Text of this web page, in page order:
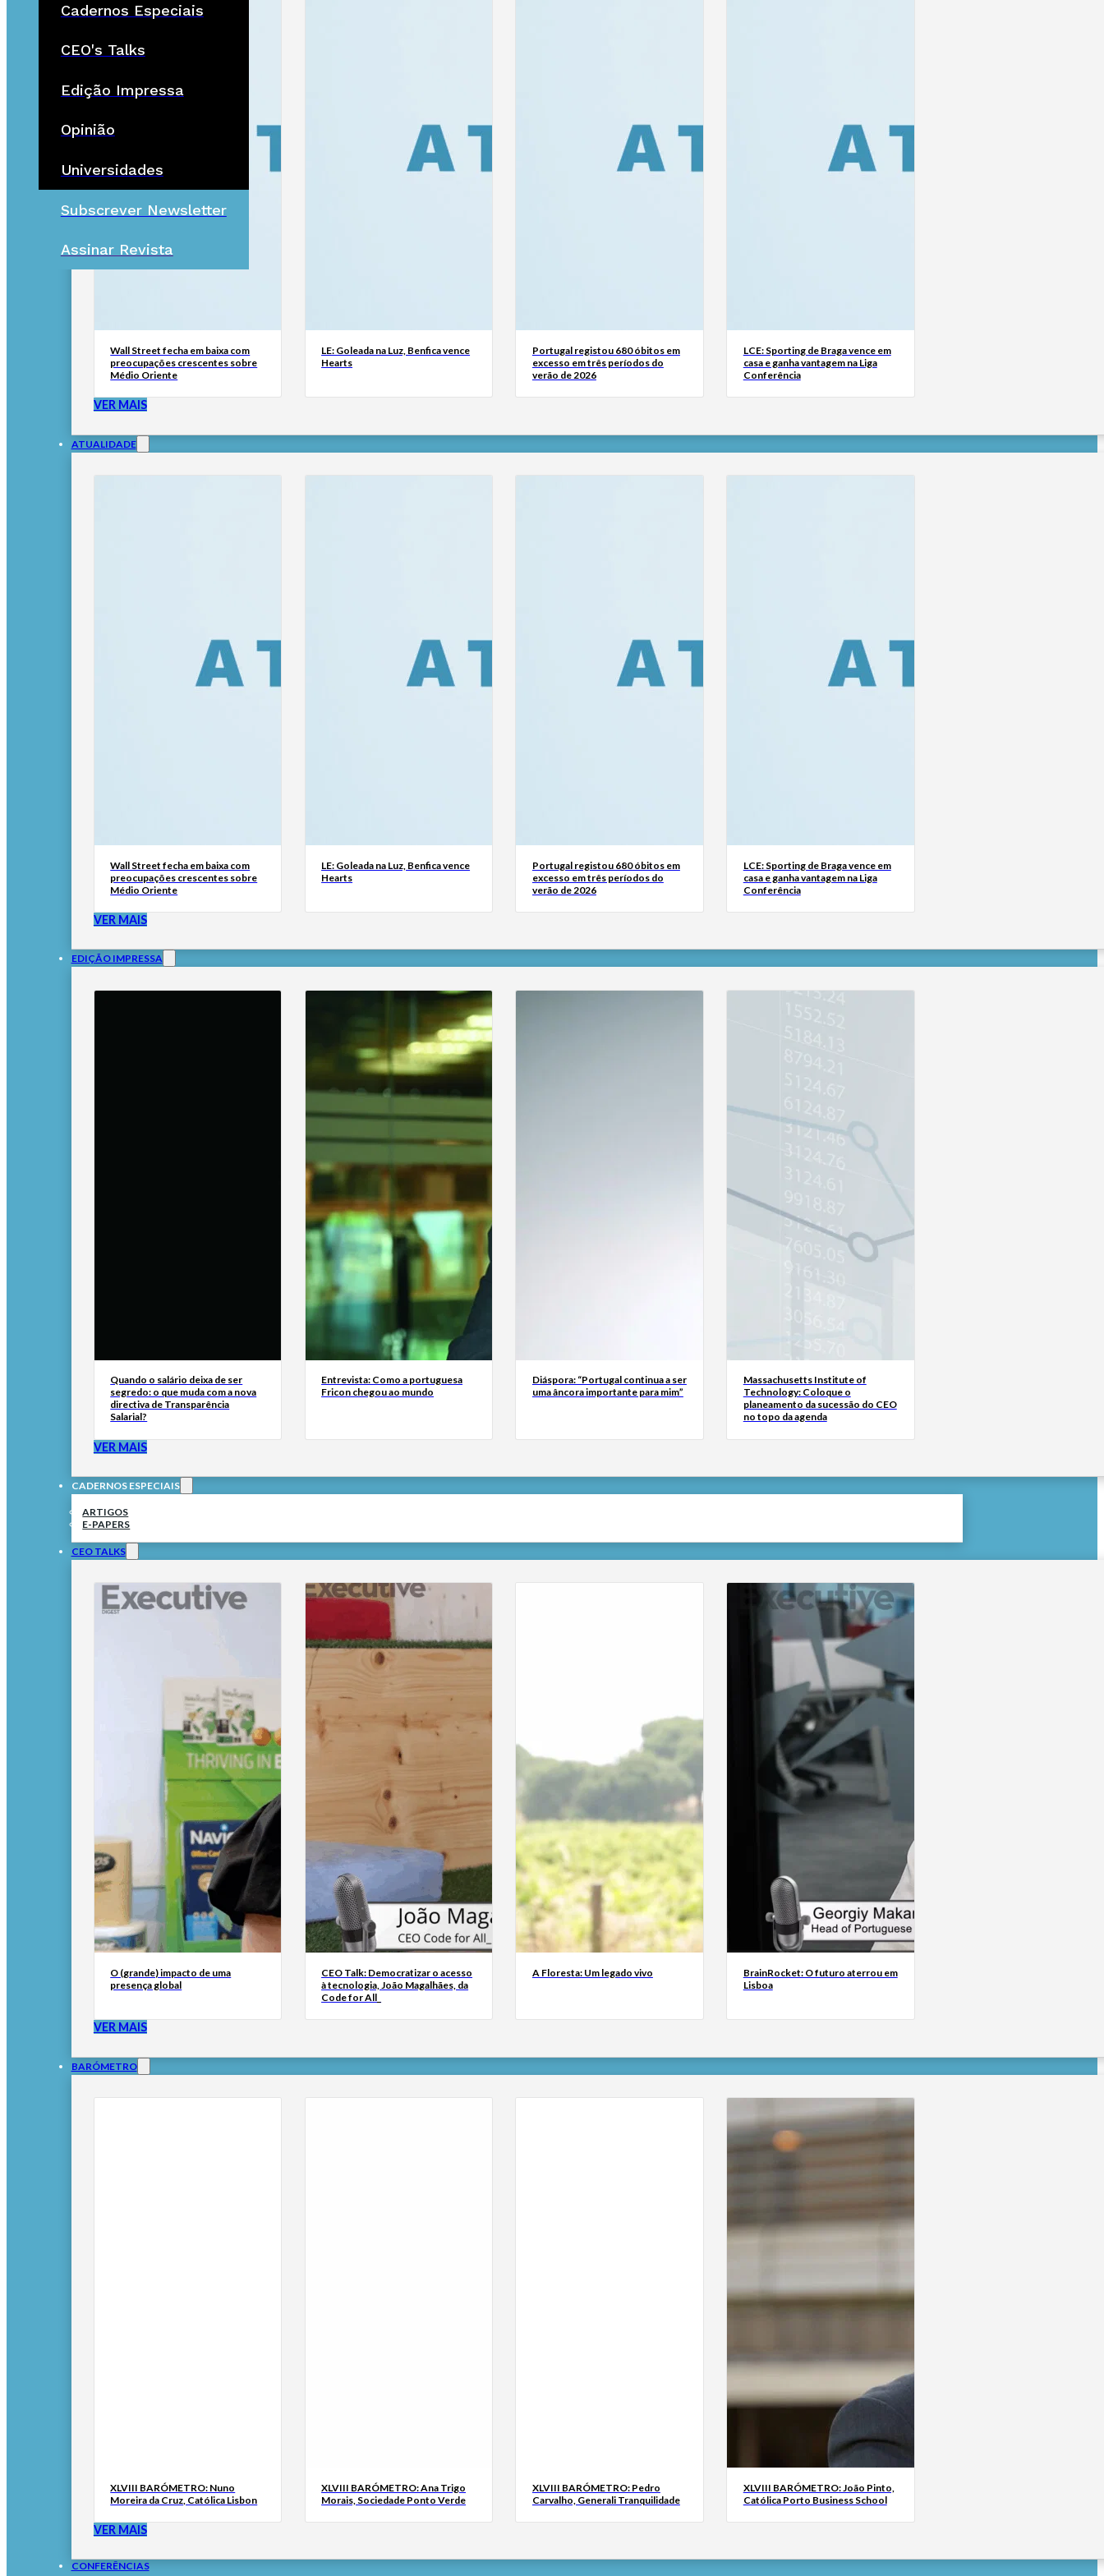
Cadernos Especiais
CEO's Talks
Edição Impressa
Opinião
Universidades
Subscrever Newsletter
Assinar Revista
Wall Street fecha em baixa com
preocupações crescentes sobre
Médio Oriente
LE: Goleada na Luz, Benfica vence
Hearts
Portugal registou 680 óbitos em
excesso em três períodos do
verão de 2026
LCE: Sporting de Braga vence em
casa e ganha vantagem na Liga
Conferência
VER MAIS
ATUALIDADE
Wall Street fecha em baixa com
preocupações crescentes sobre
Médio Oriente
LE: Goleada na Luz, Benfica vence
Hearts
Portugal registou 680 óbitos em
excesso em três períodos do
verão de 2026
LCE: Sporting de Braga vence em
casa e ganha vantagem na Liga
Conferência
VER MAIS
EDIÇÃO IMPRESSA
Quando o salário deixa de ser
segredo: o que muda com a nova
directiva de Transparência
Salarial?
Entrevista: Como a portuguesa
Fricon chegou ao mundo
Diáspora: “Portugal continua a ser
uma âncora importante para mim”
Massachusetts Institute of
Technology: Coloque o
planeamento da sucessão do CEO
no topo da agenda
VER MAIS
CADERNOS ESPECIAIS
ARTIGOS
E-PAPERS
CEO TALKS
O (grande) impacto de uma
presença global
CEO Talk: Democratizar o acesso
à tecnologia, João Magalhães, da
Code for All_
A Floresta: Um legado vivo
BrainRocket: O futuro aterrou em
Lisboa
VER MAIS
BARÓMETRO
XLVIII BARÓMETRO: Nuno
Moreira da Cruz, Católica Lisbon
XLVIII BARÓMETRO: Ana Trigo
Morais, Sociedade Ponto Verde
XLVIII BARÓMETRO: Pedro
Carvalho, Generali Tranquilidade
XLVIII BARÓMETRO: João Pinto,
Católica Porto Business School
VER MAIS
CONFERÊNCIAS